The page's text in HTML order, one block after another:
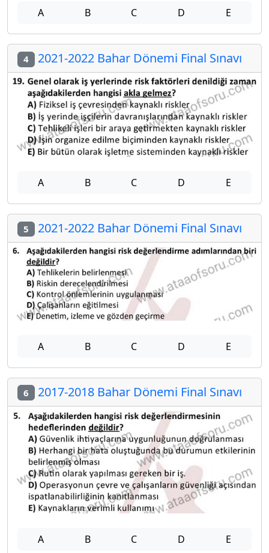
A B C D E
4 2021-2022 Bahar Dönemi Final Sınavı
A B C D E
5 2021-2022 Bahar Dönemi Final Sınavı
A B C D E
6 2017-2018 Bahar Dönemi Final Sınavı
A B C D E